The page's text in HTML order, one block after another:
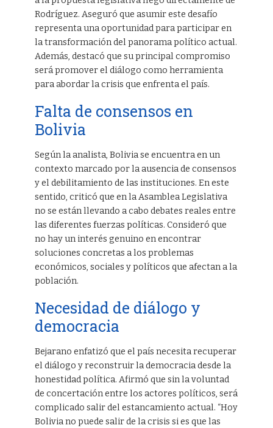
Rodríguez. Aseguró que asumir este desafío
representa una oportunidad para participar en
la transformación del panorama político actual.
Además, destacó que su principal compromiso
será promover el diálogo como herramienta
para abordar la crisis que enfrenta el país.
Falta de consensos en
Bolivia
Según la analista, Bolivia se encuentra en un
contexto marcado por la ausencia de consensos
y el debilitamiento de las instituciones. En este
sentido, criticó que en la Asamblea Legislativa
no se están llevando a cabo debates reales entre
las diferentes fuerzas políticas. Consideró que
no hay un interés genuino en encontrar
soluciones concretas a los problemas
económicos, sociales y políticos que afectan a la
población.
Necesidad de diálogo y
democracia
Bejarano enfatizó que el país necesita recuperar
el diálogo y reconstruir la democracia desde la
honestidad política. Afirmó que sin la voluntad
de concertación entre los actores políticos, será
complicado salir del estancamiento actual. “Hoy
Bolivia no puede salir de la crisis si es que las